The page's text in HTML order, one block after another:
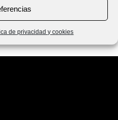
de privacidad y cookies